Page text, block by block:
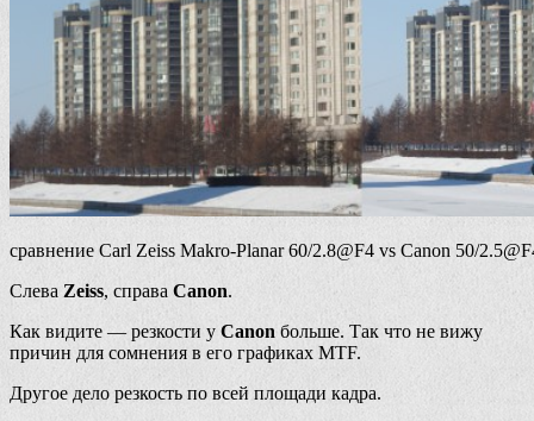
сравнение Carl Zeiss Makro-Planar 60/2.8@F4 vs Canon 50/
Слева Zeiss, справа Canon.
Как видите — резкости у Canon больше. Так что не вижу
причин для сомнения в его графиках MTF.
Другое дело резкость по всей площади кадра.